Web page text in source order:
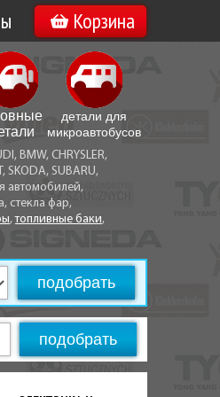
Корзина
детали для
микро­автобусов
BMW, CHRYSLER,
SKODA, SUBARU,
автомобилей,
стекла фар,
,топливные баки,